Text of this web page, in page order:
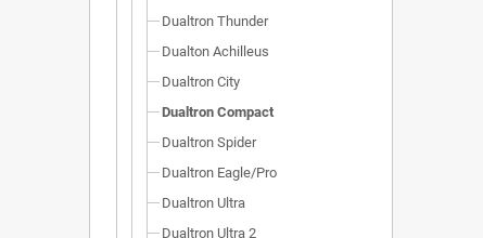
Dualtron Thunder
Dualton Achilleus
Dualtron City
Dualtron Compact
Dualtron Spider
Dualtron Eagle/Pro
Dualtron Ultra
Dualtron Ultra 2